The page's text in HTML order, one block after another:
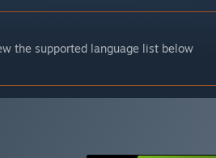
the supported language list below